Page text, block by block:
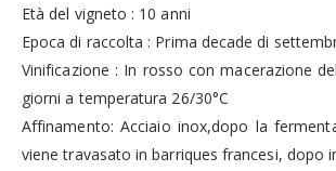
Età del vigneto : 10 anni
Epoca di raccolta : Prima decade di
Vinificazione : In rosso con macerazione
giorni a temperatura 26/30°C
Affinamento: Acciaio inox,dopo la
viene travasato in barriques francesi, dopo